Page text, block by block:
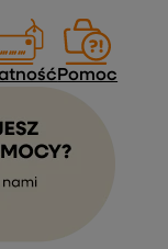
Pomoc